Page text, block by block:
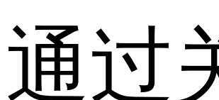
通过